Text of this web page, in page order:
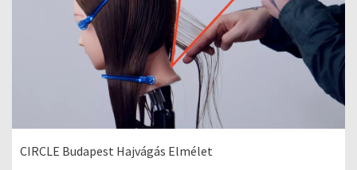
CIRCLE Budapest Hajvágás Elmélet